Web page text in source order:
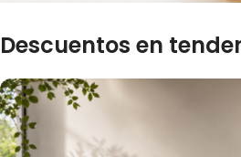
Descuentos en